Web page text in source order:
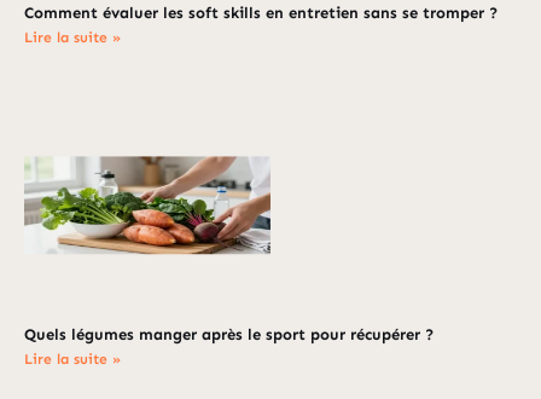
Comment évaluer les soft skills en entretien sans se tromper ?
Lire la suite »
Quels légumes manger après le sport pour récupérer ?
Lire la suite »